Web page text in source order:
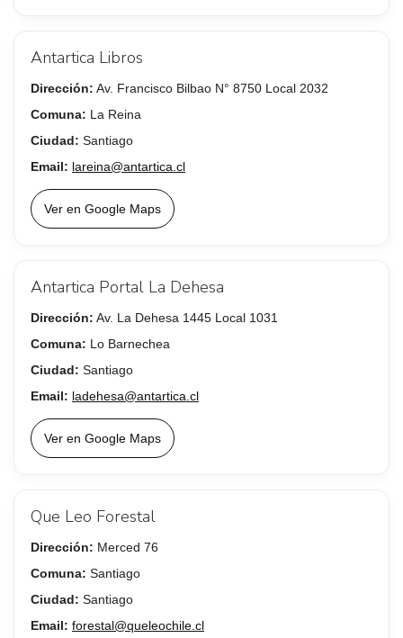
Antartica Libros
Dirección: Av. Francisco Bilbao N° 8750 Local 2032
Comuna: La Reina
Ciudad: Santiago
Email: lareina@antartica.cl
Ver en Google Maps
Antartica Portal La Dehesa
Dirección: Av. La Dehesa 1445 Local 1031
Comuna: Lo Barnechea
Ciudad: Santiago
Email: ladehesa@antartica.cl
Ver en Google Maps
Que Leo Forestal
Dirección: Merced 76
Comuna: Santiago
Ciudad: Santiago
Email: forestal@queleochile.cl